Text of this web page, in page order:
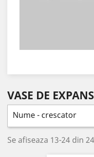
VASE DE
Nume - crescator
Se afiseaza 13-24 din